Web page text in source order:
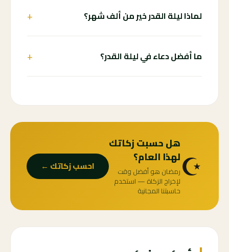
لماذا ليلة القدر خير من ألف شهر؟ +
ما أفضل دعاء في ليلة القدر؟ +
☪️هل حسبت زكاتك
لهذا العام؟
رمضان هو أفضل وقت
لإخراج الزكاة — استخدم
حاسبتنا المجانية
احسب زكاتك ←